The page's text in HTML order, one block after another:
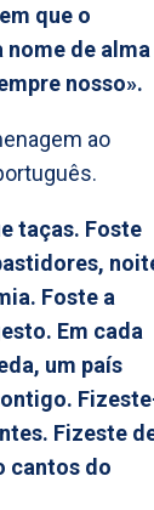
que o
de alma
nosso».
ao
taças. Foste
Foste a
Em cada
um país
Fizeste
cantos do